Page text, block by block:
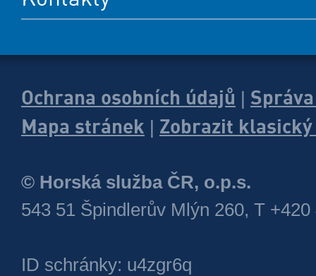
Ochrana osobních údajů
Mapa stránek
Zobrazit
© Horská služba ČR, o.p.s.
543 51 Špindlerův Mlýn 260, T +420
ID schránky: u4zgr6q